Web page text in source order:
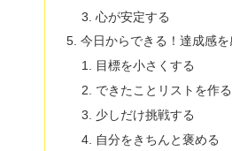
心が安定する
今日からできる！達成感
目標を小さくする
できたことリストを作る
少しだけ挑戦する
自分をきちんと褒める